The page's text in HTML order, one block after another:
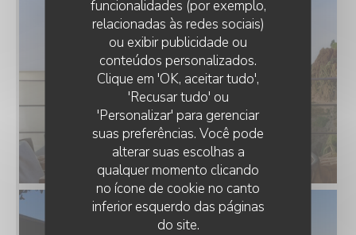
funcionalidades (por exemplo,
relacionadas às redes sociais)
ou exibir publicidade ou
conteúdos personalizados.
Clique em 'OK, aceitar tudo',
'Recusar tudo' ou
'Personalizar' para gerenciar
suas preferências. Você pode
alterar suas escolhas a
qualquer momento clicando
no ícone de cookie no canto
inferior esquerdo das páginas
do site.
Vue époustouflante